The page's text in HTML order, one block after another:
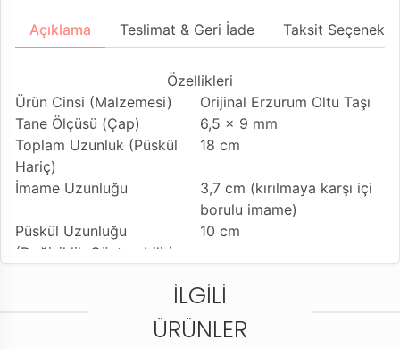
Açıklama Teslimat & Geri İade Taksit
Özellikleri
Ürün Cinsi (Malzemesi)
Orijinal Erzurum Oltu Taşı
Tane Ölçüsü (Çap)
6,5 x 9 mm
Toplam Uzunluk (Püskül
Hariç)
18 cm
İmame Uzunluğu
3,7 cm (kırılmaya karşı içi
borulu imame)
Püskül Uzunluğu
(Değişiklik Gösterebilir)
10 cm
(Badem)
Tesbihe Yapılan İşçilik
Usta İşçilikli ürün
925 ayar gümüş tasarımı
İLGILI
ÜRÜNLER